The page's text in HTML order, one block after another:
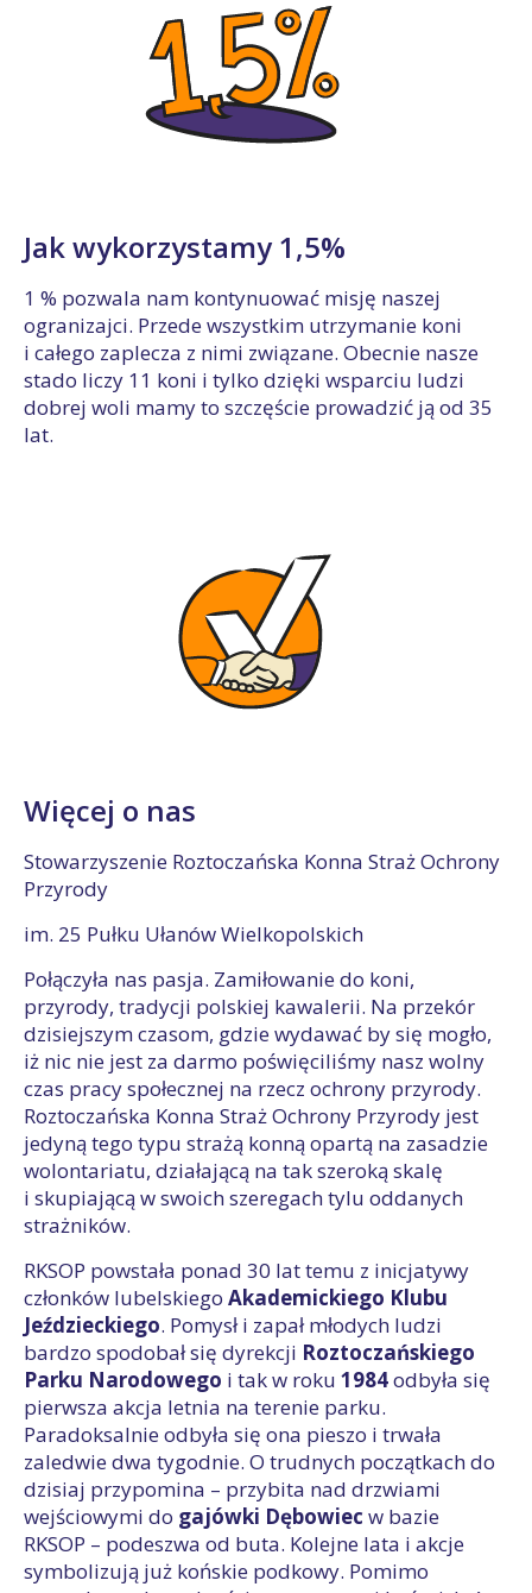
Jak wykorzystamy 1,5%
1 % pozwala nam kontynuować misję naszej
ogranizajci. Przede wszystkim utrzymanie koni
i całego zaplecza z nimi związane. Obecnie nasze
stado liczy 11 koni i tylko dzięki wsparciu ludzi
dobrej woli mamy to szczęście prowadzić ją od 35
lat.
Więcej o nas
Stowarzyszenie Roztoczańska Konna Straż Ochrony
Przyrody
im. 25 Pułku Ułanów Wielkopolskich
Połączyła nas pasja. Zamiłowanie do koni,
przyrody, tradycji polskiej kawalerii. Na przekór
dzisiejszym czasom, gdzie wydawać by się mogło,
iż nic nie jest za darmo poświęciliśmy nasz wolny
czas pracy społecznej na rzecz ochrony przyrody.
Roztoczańska Konna Straż Ochrony Przyrody jest
jedyną tego typu strażą konną opartą na zasadzie
wolontariatu, działającą na tak szeroką skalę
i skupiającą w swoich szeregach tylu oddanych
strażników.
RKSOP powstała ponad 30 lat temu z inicjatywy
członków lubelskiego Akademickiego Klubu
Jeździeckiego. Pomysł i zapał młodych ludzi
bardzo spodobał się dyrekcji Roztoczańskiego
Parku Narodowego i tak w roku 1984odbyła się
pierwsza akcja letnia na terenie parku.
Paradoksalnie odbyła się ona pieszo i trwała
zaledwie dwa tygodnie. O trudnych początkach do
dzisiaj przypomina – przybita nad drzwiami
wejściowymi do gajówki Dębowiec w bazie
RKSOP – podeszwa od buta. Kolejne lata i akcje
symbolizują już końskie podkowy. Pomimo